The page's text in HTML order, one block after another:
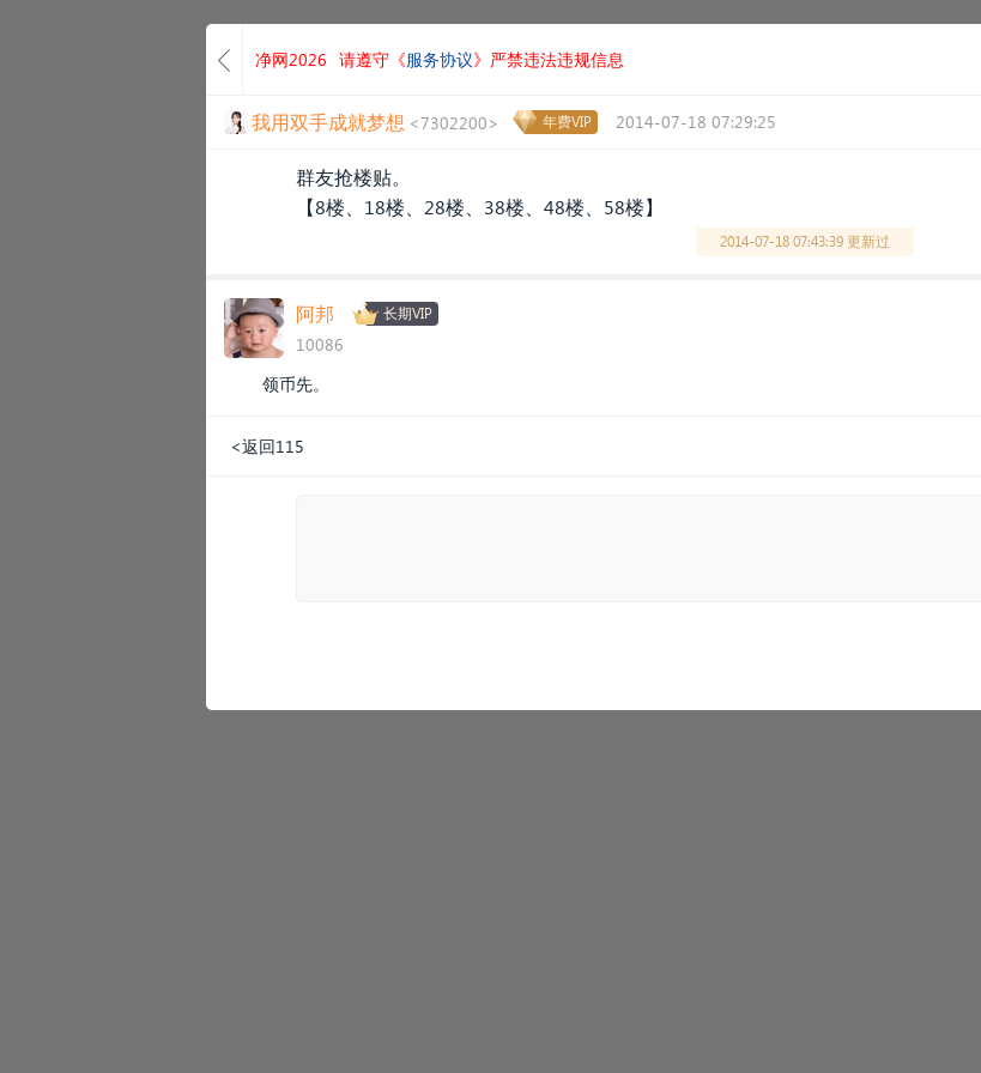
净网2026 请遵守《服务协议》严禁违法违规信息
我用双手成就梦想 <7302200> 年费VIP 2014-07-18 07:29:25
群友抢楼贴。
【8楼、18楼、28楼、38楼、48楼、58楼】
2014-07-18 07:43:39 更新过
阿邦 长期VIP
10086
领币先。
<返回115